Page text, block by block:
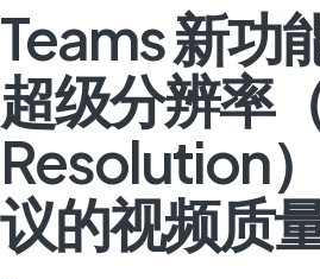
Teams 新功
超级分辨率
Resolution
议的视频质